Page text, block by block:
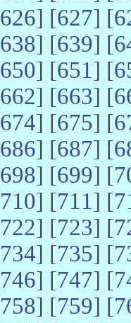
626] [627] [
638] [639] [
650] [651] [
662] [663] [
674] [675] [
686] [687] [
698] [699] [
710] [711] [
722] [723] [
734] [735] [
746] [747] [
758] [759] [